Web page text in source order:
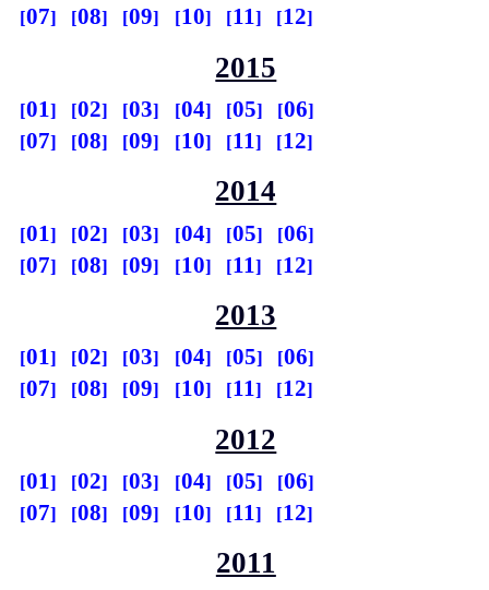
07
08 09 10 11 12
2015
01 02 03 04 05
06
07
08 09 10 11 12
2014
01 02 03 04 05
06
07
08 09 10 11 12
2013
01 02 03 04 05
06
07
08 09 10 11 12
2012
01 02 03 04 05
06
07
08 09 10 11 12
2011